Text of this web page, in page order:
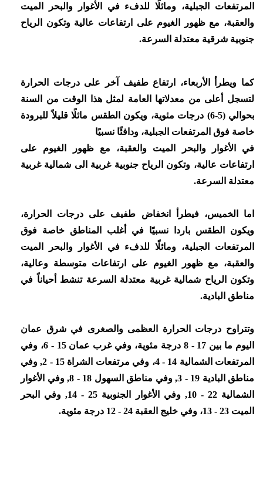
المرتفعات الجبلية، ومائلًا للدفء في الأغوار والبحر الميت
والعقبة، مع ظهور الغيوم على ارتفاعات عالية وتكون الرياح
جنوبية شرقية معتدلة السرعة.
كما ويطرأ الأربعاء، ارتفاع طفيف آخر على درجات الحرارة
لتسجل أعلى من معدلاتها العامة لمثل هذا الوقت من السنة
بحوالي (5-6) درجات مئوية، ويكون الطقس مائلًا قليلاً للبرودة
خاصة فوق المرتفعات الجبلية، ودافئًا نسبيًا
في الأغوار والبحر الميت والعقبة، مع ظهور الغيوم على
ارتفاعات عالية، وتكون الرياح جنوبية غربية الى شمالية غربية
معتدلة السرعة.
اما الخميس، فيطرأ انخفاض طفيف على درجات الحرارة،
ويكون الطقس باردا نسبيًا في أغلب المناطق خاصة فوق
المرتفعات الجبلية، ومائلًا للدفء في الأغوار والبحر الميت
والعقبة، مع ظهور الغيوم على ارتفاعات متوسطة وعالية،
وتكون الرياح شمالية غربية معتدلة السرعة تنشط أحياناً في
مناطق البادية.
وتتراوح درجات الحرارة العظمى والصغرى في شرق عمان
اليوم ما بين 17 - 8 درجة مئوية، وفي غرب عمان 15 - 6، وفي
المرتفعات الشمالية 14 - 4، وفي مرتفعات الشراة 15 - 2, وفي
مناطق البادية 19 - 3, وفي مناطق السهول 18 - 8, وفي الأغوار
الشمالية 22 - 10, وفي الأغوار الجنوبية 25 - 14, وفي البحر
الميت 23 - 13، وفي خليج العقبة 24 - 12 درجة مئوية.